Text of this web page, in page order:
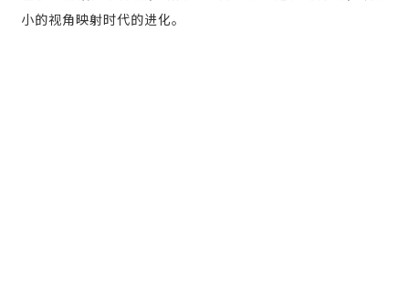
小的视角映射时代的进化。